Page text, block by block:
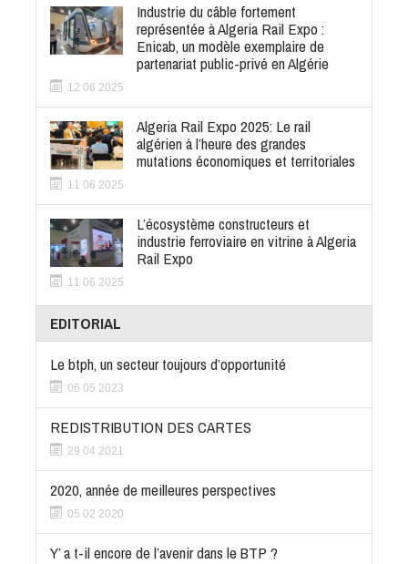
Industrie du câble fortement
représentée à Algeria Rail Expo :
Enicab, un modèle exemplaire de
partenariat public-privé en Algérie
12 06 2025
Algeria Rail Expo 2025: Le rail
algérien à l’heure des grandes
mutations économiques et territoriales
11 06 2025
L’écosystème constructeurs et
industrie ferroviaire en vitrine à Algeria
Rail Expo
11 06 2025
EDITORIAL
Le btph, un secteur toujours d’opportunité
06 05 2023
REDISTRIBUTION DES CARTES
29 04 2021
2020, année de meilleures perspectives
05 02 2020
Y’ a t-il encore de l’avenir dans le BTP ?